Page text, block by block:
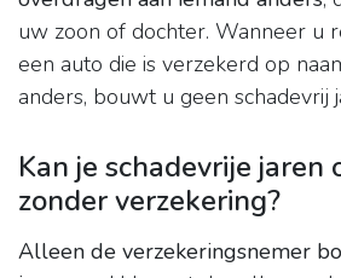
uw zoon of dochter. Wanneer u
een auto die is verzekerd op
anders, bouwt u geen schadevrij
Kan je schadevrije jaren
zonder verzekering?
Alleen de verzekeringsnemer